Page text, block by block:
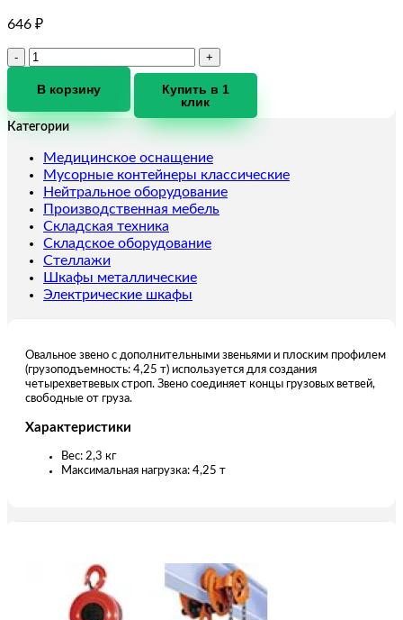
646 ₽
Количество
Звено
с
звеньями
и
плоским
профилем
4,25
t
(г/
п
4,25
В корзину
Купить в 1
клик
Категории
Медицинское оснащение
Мусорные контейнеры классические
Нейтральное оборудование
Производственная мебель
Складская техника
Складское оборудование
Стеллажи
Шкафы металлические
Электрические шкафы
Овальное звено с дополнительными звеньями и плоским профилем
(грузоподъемность: 4,25 т) используется для создания
четырехветвевых строп. Звено соединяет концы грузовых ветвей,
свободные от груза.
Характеристики
Вес: 2,3 кг
Максимальная нагрузка: 4,25 т